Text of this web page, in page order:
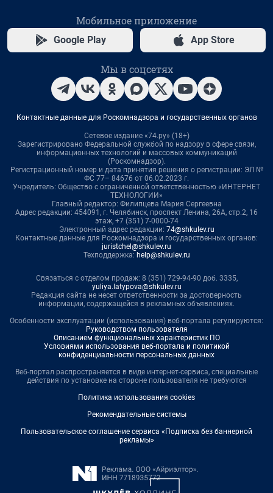
Мобильное приложение
Google Play App Store
Мы в соцсетях
Контактные данные для Роскомнадзора и государственных органов
Сетевое издание «74.ру» (18+)
Зарегистрировано Федеральной службой по надзору в сфере связи,
информационных технологий и массовых коммуникаций
(Роскомнадзор).
Регистрационный номер и дата принятия решения о регистрации: ЭЛ №
ФС 77– 84676 от 06.02.2023 г.
Учредитель: Общество с ограниченной ответственностью «ИНТЕРНЕТ
ТЕХНОЛОГИИ»
Главный редактор: Филипцева Мария Сергеевна
Адрес редакции: 454091, г. Челябинск, проспект Ленина, 26А, стр.2, 16
этаж, +7 (351) 7-0000-74
Электронный адрес редакции: 74@shkulev.ru
Контактные данные для Роскомнадзора и государственных органов:
juristchel@shkulev.ru
Техподдержка: help@shkulev.ru
Связаться с отделом продаж: 8 (351) 729-94-90 доб. 3335,
yuliya.latypova@shkulev.ru
Редакция сайта не несет ответственности за достоверность
информации, содержащейся в рекламных объявлениях.
Особенности эксплуатации (использования) веб-портала регулируются:
Руководством пользователя
Описанием функциональных характеристик ПО
Условиями использования веб-портала и политикой
конфиденциальности персональных данных
Веб-портал распространяется в виде интернет-сервиса, специальные
действия по установке на стороне пользователя не требуются
Политика использования cookies
Рекомендательные системы
Пользовательское соглашение сервиса «Подписка без баннерной
рекламы»